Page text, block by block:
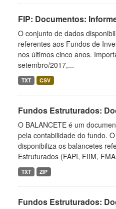
FIP: Documentos:
O conjunto de dados
referentes aos Fundos de
nos últimos cinco anos.
setembro/2017,...
TXT CSV
Fundos Estruturados:
O BALANCETE é um
pela contabilidade do fundo.
disponibiliza os balancetes
Estruturados (FAPI, FIIM,
TXT ZIP
Fundos Estruturados: